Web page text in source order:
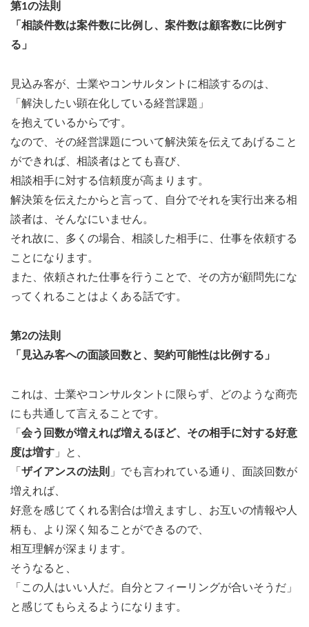
第1の法則
「相談件数は案件数に比例し、案件数は顧客数に比例す
る」
見込み客が、士業やコンサルタントに相談するのは、
「解決したい顕在化している経営課題」
を抱えているからです。
なので、その経営課題について解決策を伝えてあげること
ができれば、相談者はとても喜び、
相談相手に対する信頼度が高まります。
解決策を伝えたからと言って、自分でそれを実行出来る相
談者は、そんなにいません。
それ故に、多くの場合、相談した相手に、仕事を依頼する
ことになります。
また、依頼された仕事を行うことで、その方が顧問先にな
ってくれることはよくある話です。
第2の法則
「見込み客への面談回数と、契約可能性は比例する」
これは、士業やコンサルタントに限らず、どのような商売
にも共通して言えることです。
「 会う回数が増えれば増えるほど、その相手に対する好意
度は増す 」と、
「 ザイアンスの法則 」でも言われている通り、面談回数が
増えれば、
好意を感じてくれる割合は増えますし、お互いの情報や人
柄も、より深く知ることができるので、
相互理解が深まります。
そうなると、
「この人はいい人だ。自分とフィーリングが合いそうだ」
と感じてもらえるようになります。